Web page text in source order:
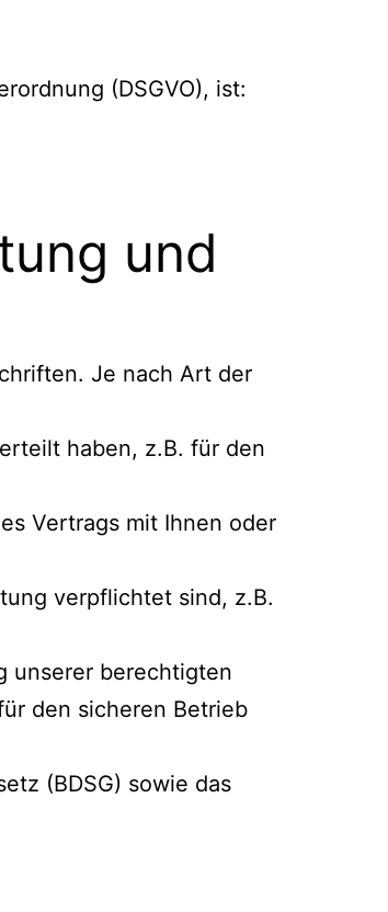
(DSGVO), ist:
und
Je nach Art der
haben, z.B. für den
Vertrags mit Ihnen oder
verpflichtet sind, z.B.
unserer berechtigten
den sicheren Betrieb
(BDSG) sowie das